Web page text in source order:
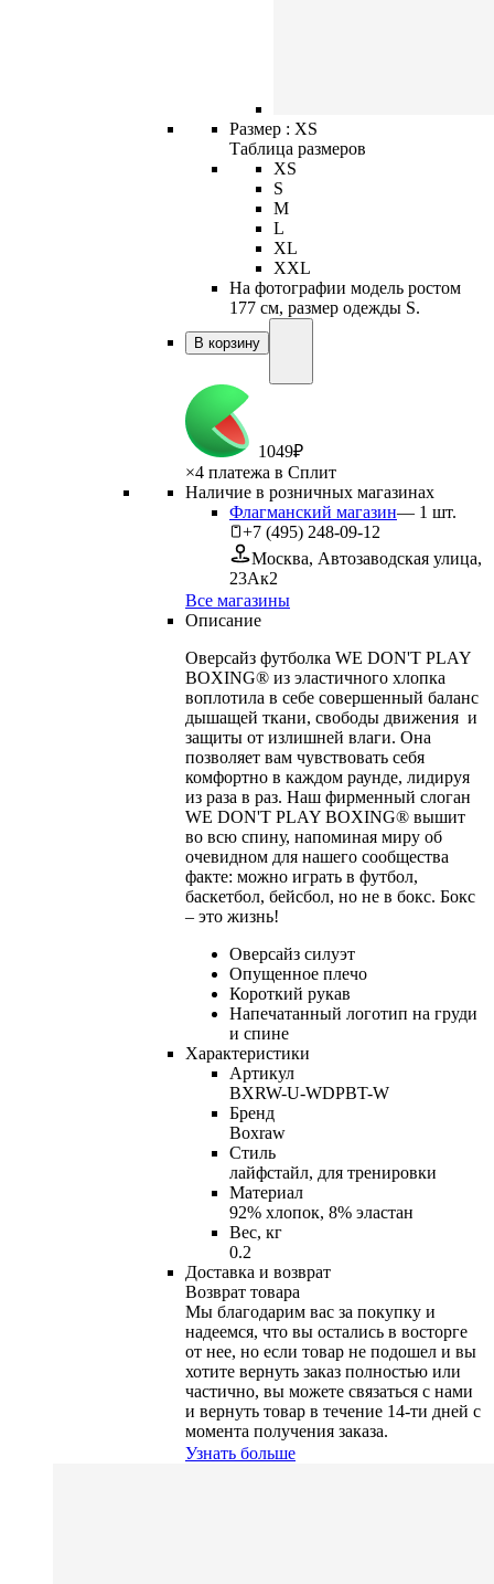
Размер : XS
Таблица размеров
XS
S
M
L
XL
XXL
На фотографии модель ростом
177 см, размер одежды S.
В корзину
1049₽
×4 платежа в Сплит
Наличие в розничных магазинах
Флагманский магазин— 1 шт.
+7 (495) 248-09-12
Москва, Автозаводская улица,
23Ак2
Все магазины
Описание
Оверсайз футболка WE DON'T PLAY
BOXING® из эластичного хлопка
воплотила в себе совершенный баланс
дышащей ткани, свободы движения и
защиты от излишней влаги. Она
позволяет вам чувствовать себя
комфортно в каждом раунде, лидируя
из раза в раз. Наш фирменный слоган
WE DON'T PLAY BOXING® вышит
во всю спину, напоминая миру об
очевидном для нашего сообщества
факте: можно играть в футбол,
баскетбол, бейсбол, но не в бокс. Бокс
– это жизнь!
Оверсайз силуэт
Опущенное плечо
Короткий рукав
Напечатанный логотип на груди
и спине
Характеристики
Артикул
BXRW-U-WDPBT-W
Бренд
Boxraw
Стиль
лайфстайл, для тренировки
Материал
92% хлопок, 8% эластан
Вес, кг
0.2
Доставка и возврат
Возврат товара
Мы благодарим вас за покупку и
надеемся, что вы остались в восторге
от нее, но если товар не подошел и вы
хотите вернуть заказ полностью или
частично, вы можете связаться с нами
и вернуть товар в течение 14-ти дней с
момента получения заказа.
Узнать больше